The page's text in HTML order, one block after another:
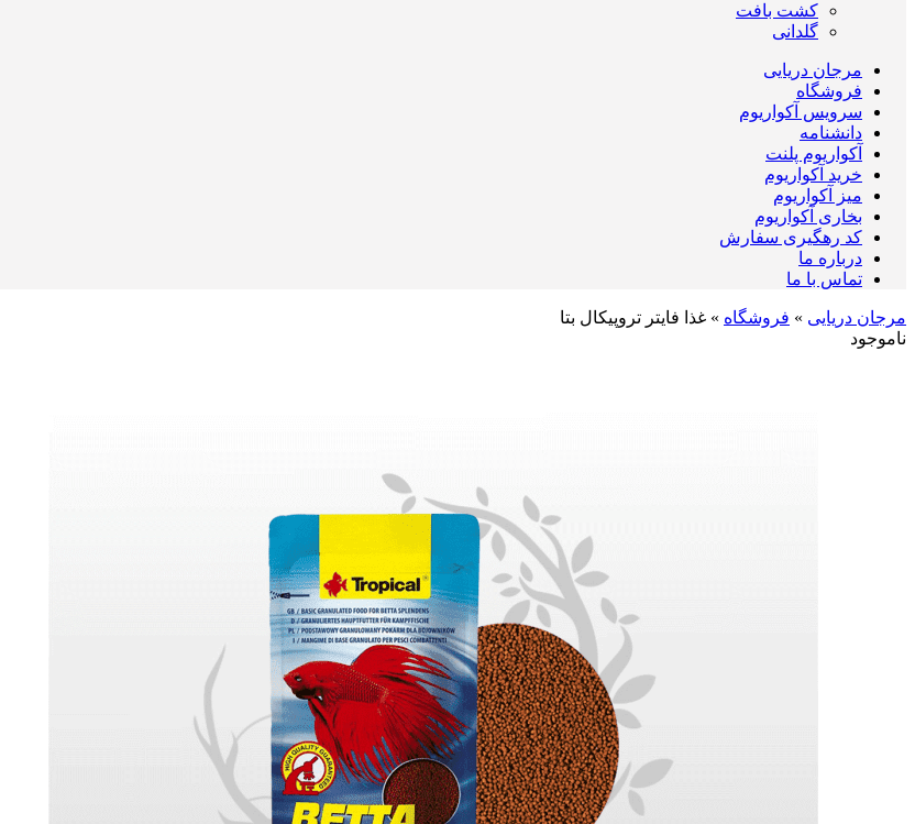
کشت بافت
گلدانی
مرجان دریایی
فروشگاه
سرویس آکواریوم
دانشنامه
آکواریوم پلنت
خرید آکواریوم
میز آکواریوم
بخاری آکواریوم
کد رهگیری سفارش
درباره ما
تماس با ما
مرجان دریایی » فروشگاه » غذا فایتر تروپیکال بتا
ناموجود